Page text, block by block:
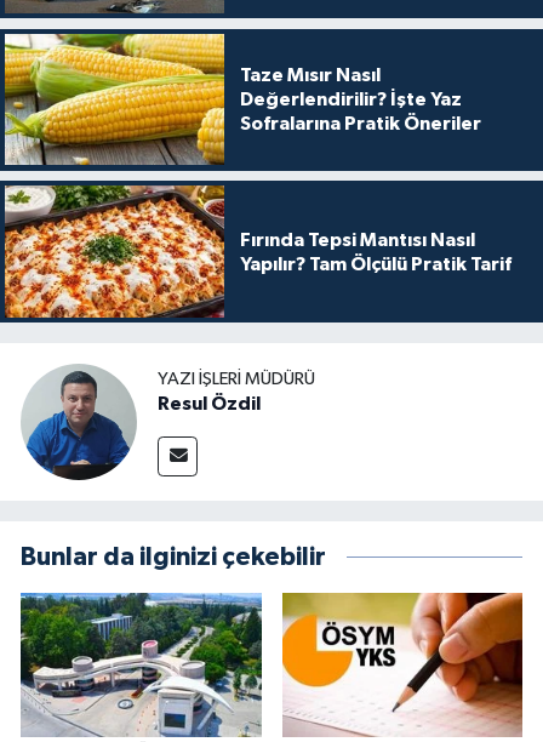
Taze Mısır Nasıl
Değerlendirilir? İşte Yaz
Sofralarına Pratik Öneriler
Fırında Tepsi Mantısı Nasıl
Yapılır? Tam Ölçülü Pratik Tarif
YAZI İŞLERI MÜDÜRÜ
Resul Özdil
Bunlar da ilginizi çekebilir